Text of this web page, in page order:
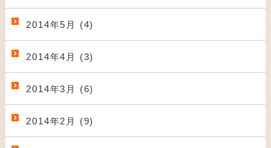
2014年5月 (4)
2014年4月 (3)
2014年3月 (6)
2014年2月 (9)